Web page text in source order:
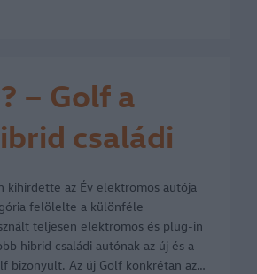
– Golf a
családi
kihirdette az Év elektromos autója
felölelte a különféle
teljesen elektromos és plug-in
hibrid családi autónak az új és a
bizonyult. Az új Golf konkrétan az…